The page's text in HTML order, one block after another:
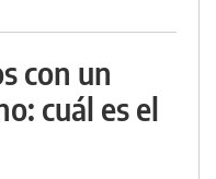
con un
cuál es el